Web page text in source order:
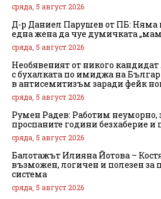
сряда, 5 август 2026
Д-р Даниел Парушев от ПБ: Няма
една жена да чуе думичката
сряда, 5 август 2026
Необявеният от никого
с бухалката по имиджа на
в антисемитизъм заради фейк
сряда, 5 август 2026
Румен Радев: Работим неуморно,
проспаните години безхаберие
сряда, 5 август 2026
Балотажът Илияна Йотова –
възможен, логичен и полезен за
система
сряда, 5 август 2026